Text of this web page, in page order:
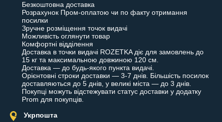
Безкоштовна доставка
Розрахунок Пром-оплатою чи по факту отримання
посилки
Зручне розміщення точок видачі
Можливість оглянути товар
Комфортні відділення
Доставка в точки видачі ROZETKA діє для замовлень до
15 кг та максимальною довжиною 120 см.
Доставка — до будь-якого пункта видачі.
Орієнтовні строки доставки — 3-7 днів. Більшість посилок
доставляються до 5 днів, у великі міста — до 3 днів.
Покупці можуть відстежувати статус доставки у додатку
Prom для покупців.
Укрпошта